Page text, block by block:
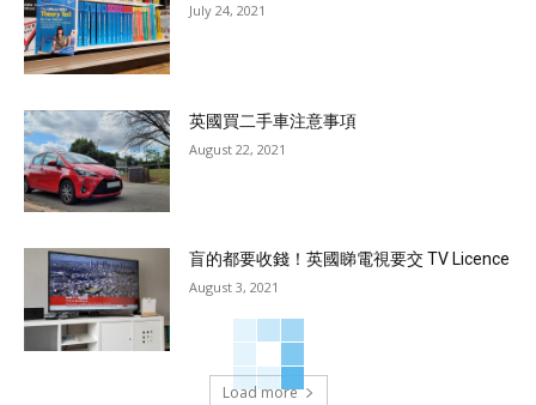
July 24, 2021
英國買二手車注意事項
August 22, 2021
盲的都要收錢！英國睇電視要交 TV Licence
August 3, 2021
Load more